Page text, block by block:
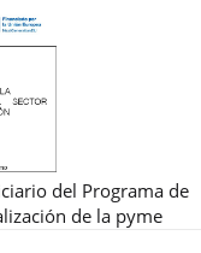
del Programa de
de la pyme